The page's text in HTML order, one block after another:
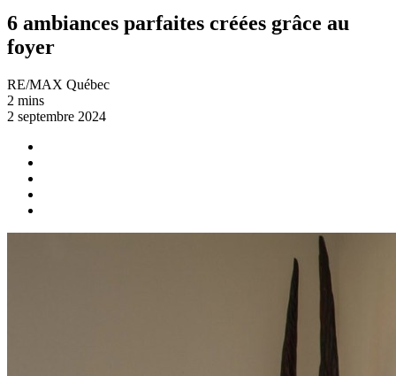
6 ambiances parfaites créées grâce au
foyer
RE/MAX Québec
2 mins
2 septembre 2024